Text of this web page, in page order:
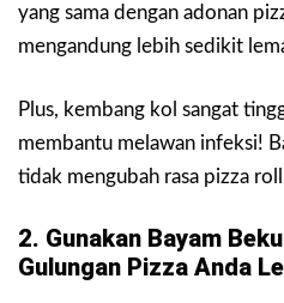
yang sama dengan adonan
mengandung lebih sedikit
Plus, kembang kol sangat
membantu melawan infeksi!
tidak mengubah rasa pizza
2. Gunakan Bayam
Gulungan Pizza Anda